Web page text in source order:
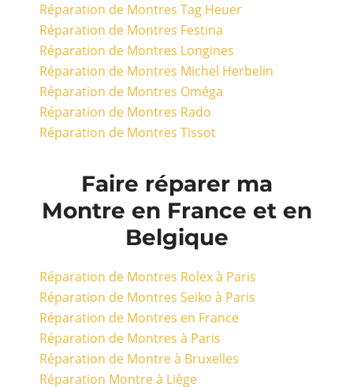
Réparation de Montres Tag Heuer
Réparation de Montres Festina
Réparation de Montres Longines
Réparation de Montres Michel Herbelin
Réparation de Montres Oméga
Réparation de Montres Rado
Réparation de Montres Tissot
Faire réparer ma
Montre en France et en
Belgique
Réparation de Montres Rolex à Paris
Réparation de Montres Seiko à Paris
Réparation de Montres en France
Réparation de Montres à Paris
Réparation de Montre à Bruxelles
Réparation Montre à Liège